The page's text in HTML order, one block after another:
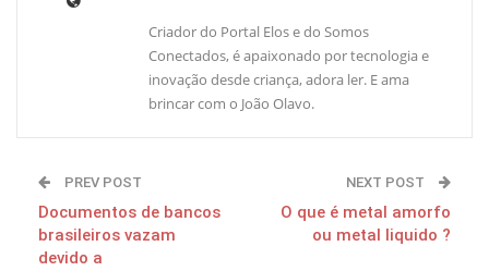
Criador do Portal Elos e do Somos
Conectados, é apaixonado por tecnologia e
inovação desde criança, adora ler. E ama
brincar com o João Olavo.
PREV POST
Documentos de bancos
brasileiros vazam
devido a
NEXT POST
O que é metal amorfo
ou metal liquido ?